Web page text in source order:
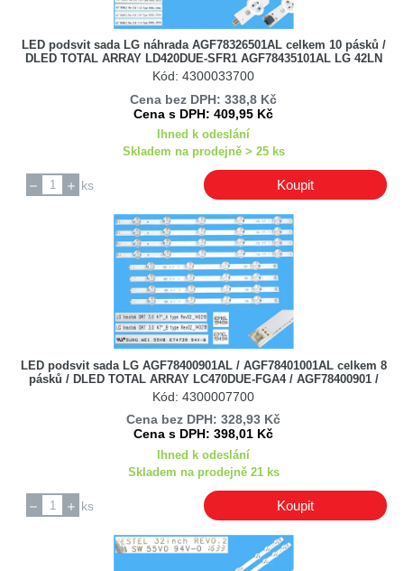
LED podsvit sada LG náhrada AGF78326501AL celkem 10 pásků /
DLED TOTAL ARRAY LD420DUE-SFR1 AGF78435101AL LG 42LN
Kód: 4300033700
Cena bez DPH: 338,8 Kč
Cena s DPH: 409,95 Kč
Ihned k odeslání
Skladem na prodejně > 25 ks
ks Koupit
LED podsvit sada LG AGF78400901AL / AGF78401001AL celkem 8
pásků / DLED TOTAL ARRAY LC470DUE-FGA4 / AGF78400901 /
AGF78401001 47LB
Kód: 4300007700
Cena bez DPH: 328,93 Kč
Cena s DPH: 398,01 Kč
Ihned k odeslání
Skladem na prodejně 21 ks
ks Koupit